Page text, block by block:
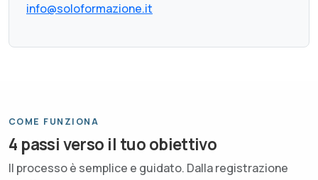
info@soloformazione.it
COME FUNZIONA
4 passi verso il tuo obiettivo
Il processo è semplice e guidato. Dalla registrazione